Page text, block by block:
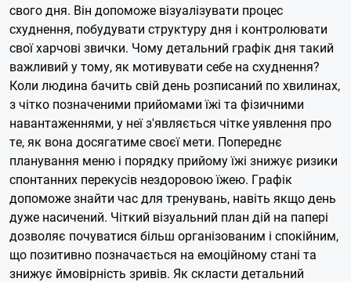
свого дня. Він допоможе візуалізувати процес
схуднення, побудувати структуру дня і контролювати
свої харчові звички. Чому детальний графік дня такий
важливий у тому, як мотивувати себе на схуднення?
Коли людина бачить свій день розписаний по хвилинах,
з чітко позначеними прийомами їжі та фізичними
навантаженнями, у неї з'являється чітке уявлення про
те, як вона досягатиме своєї мети. Попереднє
планування меню і порядку прийому їжі знижує ризики
спонтанних перекусів нездоровою їжею. Графік
допоможе знайти час для тренувань, навіть якщо день
дуже насичений. Чіткий візуальний план дій на папері
дозволяє почуватися більш організованим і спокійним,
що позитивно позначається на емоційному стані та
знижує ймовірність зривів. Як скласти детальний